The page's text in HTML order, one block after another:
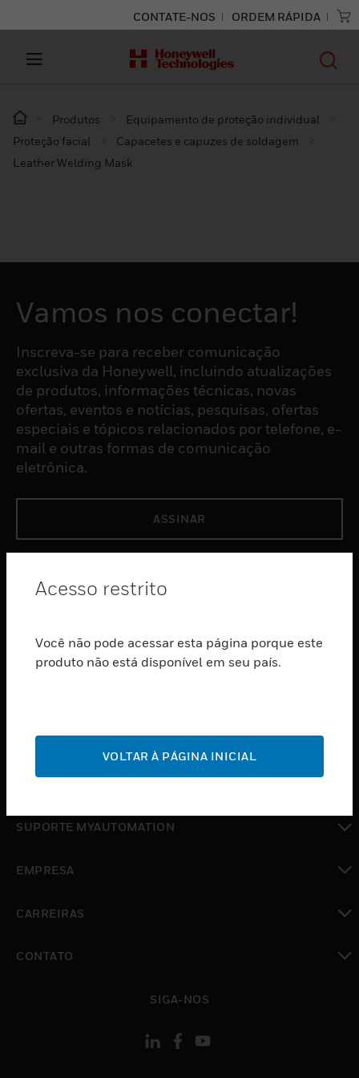
CONTATE-NOS ORDEM RÁPIDA
Produtos
Equipamento de proteção individual
Proteção facial
Capacetes e capuzes de soldagem
Leather Welding Mask
Vamos nos conectar!
Inscreva-se para receber comunicação
exclusiva da Honeywell, incluindo atualizações
de produtos, informações técnicas, novas
ofertas, eventos e notícias, pesquisas, ofertas
especiais e tópicos relacionados por telefone, e-
mail e outras formas de comunicação
eletrônica.
ASSINAR
toggle view
toggle view
SERVIÇOS
SUPORTE
toggle view
toggle view
SUPORTE MYAUTOMATION
EMPRESA
CARREIRAS
CONTATO
SIGA-NOS
Acesso restrito
Você não pode acessar esta página porque este
produto não está disponível em seu país.
VOLTAR À PÁGINA INICIAL